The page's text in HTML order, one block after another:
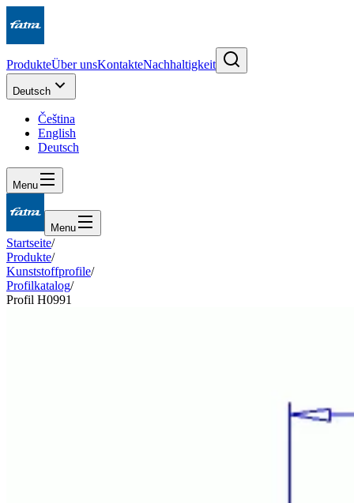
ProdukteÜber unsKontakteNachhaltigkeit
Deutsch
Čeština
English
Deutsch
Menu
Menu
Startseite/
Produkte/
Kunststoffprofile/
Profilkatalog/
Profil H0991